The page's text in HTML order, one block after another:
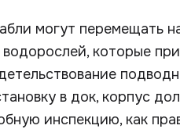
могут перемещать
которые
в док, корпус
инспекцию, как